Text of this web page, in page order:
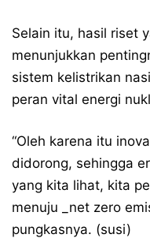
Selain itu, hasil riset
menunjukkan
sistem kelistrikan
peran vital energi
“Oleh karena itu
didorong, sehingga
yang kita lihat, kita
menuju _net zero
pungkasnya. (susi)